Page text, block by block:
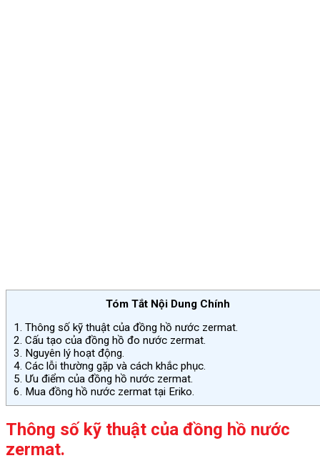
Tóm Tắt Nội Dung Chính
1. Thông số kỹ thuật của đồng hồ nước zermat.
2. Cấu tạo của đồng hồ đo nước zermat.
3. Nguyên lý hoạt động.
4. Các lỗi thường gặp và cách khắc phục.
5. Ưu điểm của đồng hồ nước zermat.
6. Mua đồng hồ nước zermat tại Eriko.
Thông số kỹ thuật của đồng hồ nước
zermat.